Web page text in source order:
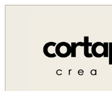
contenido